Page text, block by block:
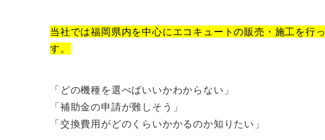
当社では福岡県内を中心にエコキュートの販売・施工を行
す。
「どの機種を選べばいいかわからない」
「補助金の申請が難しそう」
「交換費用がどのくらいかかるのか知りたい」